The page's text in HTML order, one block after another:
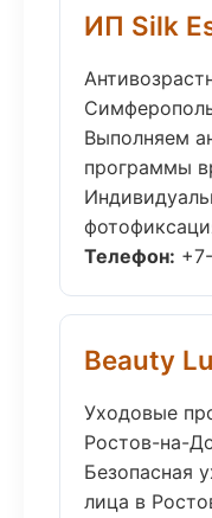
ИП Silk
Выполняем
программы
Телефон:
Beauty
Уходовые
Ростов-на-
Безопасная
лица в